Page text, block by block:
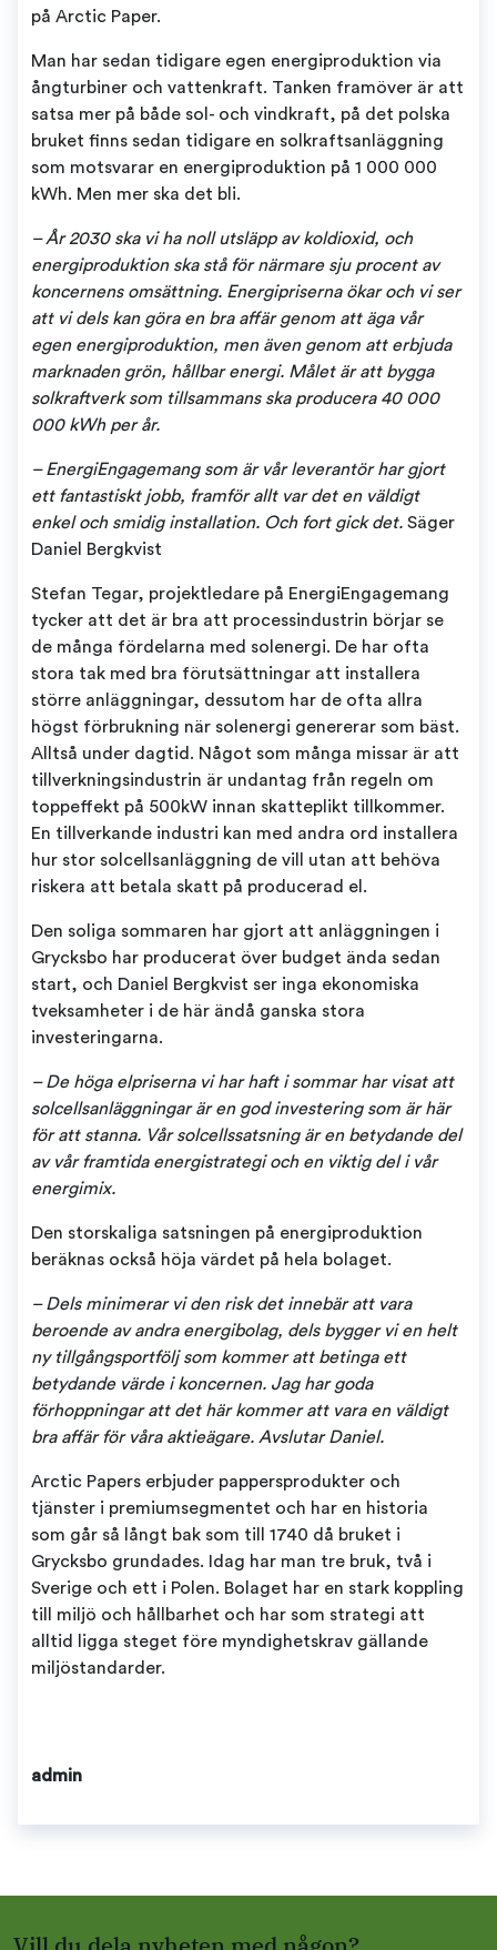
på Arctic Paper.
Man har sedan tidigare egen energiproduktion via
ångturbiner och vattenkraft. Tanken framöver är att
satsa mer på både sol- och vindkraft, på det polska
bruket finns sedan tidigare en solkraftsanläggning
som motsvarar en energiproduktion på 1 000 000
kWh. Men mer ska det bli.
– År 2030 ska vi ha noll utsläpp av koldioxid, och
energiproduktion ska stå för närmare sju procent av
koncernens omsättning. Energipriserna ökar och vi ser
att vi dels kan göra en bra affär genom att äga vår
egen energiproduktion, men även genom att erbjuda
marknaden grön, hållbar energi. Målet är att bygga
solkraftverk som tillsammans ska producera 40 000
000 kWh per år.
– EnergiEngagemang som är vår leverantör har gjort
ett fantastiskt jobb, framför allt var det en väldigt
enkel och smidig installation. Och fort gick det. Säger
Daniel Bergkvist
Stefan Tegar, projektledare på EnergiEngagemang
tycker att det är bra att processindustrin börjar se
de många fördelarna med solenergi. De har ofta
stora tak med bra förutsättningar att installera
större anläggningar, dessutom har de ofta allra
högst förbrukning när solenergi genererar som bäst.
Alltså under dagtid. Något som många missar är att
tillverkningsindustrin är undantag från regeln om
toppeffekt på 500kW innan skatteplikt tillkommer.
En tillverkande industri kan med andra ord installera
hur stor solcellsanläggning de vill utan att behöva
riskera att betala skatt på producerad el.
Den soliga sommaren har gjort att anläggningen i
Grycksbo har producerat över budget ända sedan
start, och Daniel Bergkvist ser inga ekonomiska
tveksamheter i de här ändå ganska stora
investeringarna.
– De höga elpriserna vi har haft i sommar har visat att
solcellsanläggningar är en god investering som är här
för att stanna. Vår solcellssatsning är en betydande del
av vår framtida energistrategi och en viktig del i vår
energimix.
Den storskaliga satsningen på energiproduktion
beräknas också höja värdet på hela bolaget.
– Dels minimerar vi den risk det innebär att vara
beroende av andra energibolag, dels bygger vi en helt
ny tillgångsportfölj som kommer att betinga ett
betydande värde i koncernen. Jag har goda
förhoppningar att det här kommer att vara en väldigt
bra affär för våra aktieägare. Avslutar Daniel.
Arctic Papers erbjuder pappersprodukter och
tjänster i premiumsegmentet och har en historia
som går så långt bak som till 1740 då bruket i
Grycksbo grundades. Idag har man tre bruk, två i
Sverige och ett i Polen. Bolaget har en stark koppling
till miljö och hållbarhet och har som strategi att
alltid ligga steget före myndighetskrav gällande
miljöstandarder.
admin